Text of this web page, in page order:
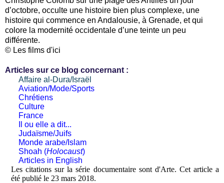
d’octobre, occulte une histoire bien plus complexe, une
histoire qui commence en Andalousie, à Grenade, et qui
colore la modernité occidentale d’une teinte un peu
différente.
© Les films d'ici
Articles sur ce blog concernant :
Affaire al-Dura/Israël
Aviation/Mode/Sports
Chrétiens
Culture
France
Il ou elle a dit...
Judaïsme/Juifs
Monde arabe/Islam
Shoah (Holocaust)
Articles in English
Les citations sur la série documentaire sont d'Arte. Cet article a
été publié le 23 mars 2018.